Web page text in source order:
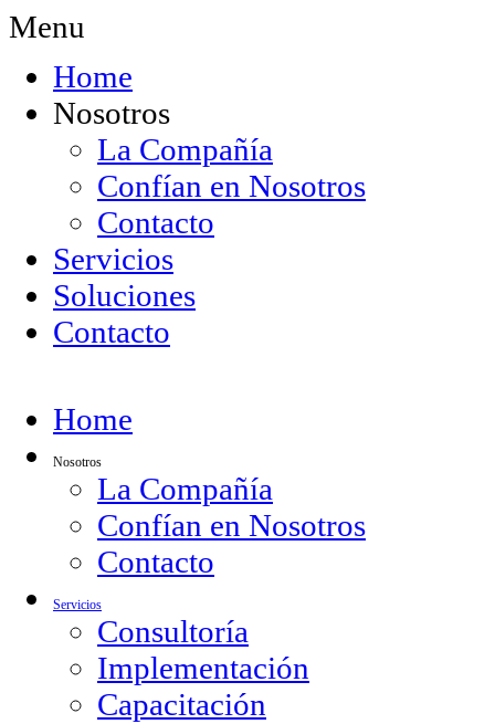
Menu
Home
Nosotros
La Compañía
Confían en Nosotros
Contacto
Servicios
Soluciones
Contacto
Home
Nosotros
La Compañía
Confían en Nosotros
Contacto
Servicios
Consultoría
Implementación
Capacitación